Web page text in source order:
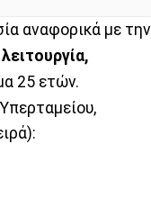
αναφορικά με την
25 ετών.